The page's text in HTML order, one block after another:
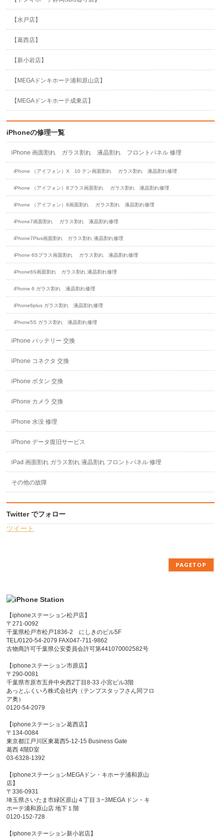
【水戸店】
【葛西店】
【新小岩店】
【MEGAドンキホーテ浦和原山店】
【MEGAドンキホーテ成東店】
iPhoneの修理一覧
iPhone 画面割れ ガラス割れ 液晶割れ フロントパネル 修理
iPhone （アイフォン）X 10 テン画面割れ ガラス割れ 液晶割れ修理
iPhone （アイフォン）8プラス画面割れ ガラス割れ 液晶割れ修理
iPhone （アイフォン）8画面割れ ガラス割れ 液晶割れ修理
iPhone7画面割れ ガラス割れ 液晶割れ修理
iPhone7Plus画面割れ ガラス割れ 液晶割れ修理
iPhone 6Sプラス画面割れ ガラス割れ 液晶割れ修理
iPhone6S画面割れ ガラス割れ 液晶割れ修理
iPhone 6 ガラス割れ 液晶割れ修理
iPhone6plus ガラス割れ 液晶割れ修理
iPhone5S ガラス割れ 液晶割れ修理
iPhone バッテリー 交換
iPhone コネクタ 交換
iPhone ボタン 交換
iPhone カメラ 交換
iPhone 水没 修理
iPhone データ復旧サービス
iPad 画面割れ ガラス割れ 液晶割れ フロントパネル 修理
その他の故障
Twitter でフォロー
ツイート
PAGETOP
【iphoneステーション松戸店】
〒271-0092
千葉県松戸市松戸1836-2 にしきのビル5F
TEL/0120-54-2079 FAX047-711-9862
古物商許可千葉県公安委員会許可第441070002582号
【iphoneステーション市原店】
〒290-0081
千葉県市原市五井中央西2丁目8-33 小宮ビル3階
あっとふくいろ株式会社内（テンプスタッフさん同フロ
ア奥）
0120-54-2079
【iphoneステーション葛西店】
〒134-0084
東京都江戸川区東葛西5-12-15 Business Gate
葛西 4階D室
03-6328-1392
【iphoneステーションMEGAドン・キホーテ浦和原山
店】
〒336-0931
埼玉県さいたま市緑区原山４丁目３−3MEGA ドン・キ
ホーテ浦和原山店 地下１階
0120-152-728
【iphoneステーション新小岩店】